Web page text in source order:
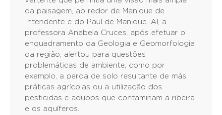
da paisagem, ao redor de Manique de
Intendente e do Paul de Manique. Aí, a
professora Anabela Cruces, após efetuar o
enquadramento da Geologia e Geomorfologia
da região, alertou para questões
problemáticas de ambiente, como por
exemplo, a perda de solo resultante de más
práticas agrícolas ou a utilização dos
pesticidas e adubos que contaminam a ribeira
e os aquíferos.